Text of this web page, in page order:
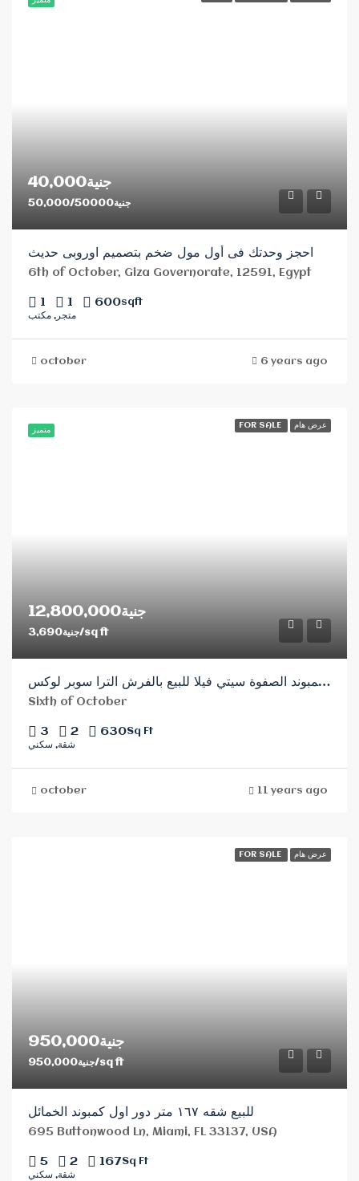
جنية40,000
جنية50,000/50000
احجز وحدتك فى أول مول ضخم بتصميم اوروبى حديث
6th of October, Giza Governorate, 12591, Egypt
1 1 600sqft
متجر, مكتب
october 6 years ago
متميز
FOR SALE عرض هام
جنية12,800,000
جنية3,690/sq ft
للبيع في كمبوند الصفوة سيتي فيلا للبيع بالفرش الترا سوبر لوكس
Sixth of October
3 2 630Sq Ft
شقة, سكني
october 11 years ago
FOR SALE عرض هام
جنية950,000
جنية950,000/sq ft
للبيع شقه ١٦٧ متر دور اول كمبوند الخمائل
695 Buttonwood Ln, Miami, FL 33137, USA
5 2 167Sq Ft
شقة, سكني